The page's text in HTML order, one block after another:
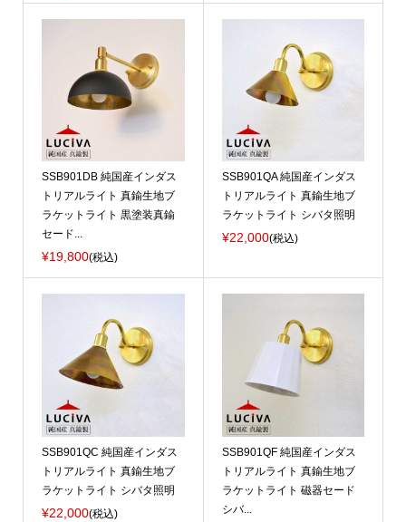
SSB901DB 純国産インダス
トリアルライト 真鍮生地ブ
ラケットライト 黒塗装真鍮
セード...
¥19,800(税込)
SSB901QA 純国産インダス
トリアルライト 真鍮生地ブ
ラケットライト シバタ照明
¥22,000(税込)
SSB901QC 純国産インダス
トリアルライト 真鍮生地ブ
ラケットライト シバタ照明
¥22,000(税込)
SSB901QF 純国産インダス
トリアルライト 真鍮生地ブ
ラケットライト 磁器セード
シバ...